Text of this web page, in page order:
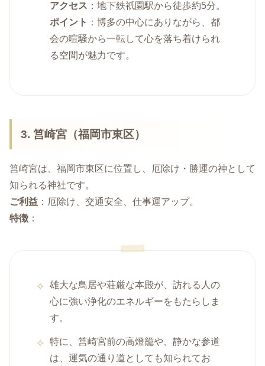
アクセス ：地下鉄祇園駅から徒歩約5分。
ポイント ：博多の中心にありながら、都
会の喧騒から一転して心を落ち着けられ
る空間が魅力です。
3. 筥崎宮（福岡市東区）
筥崎宮は、福岡市東区に位置し、厄除け・勝運の神として
知られる神社です。
ご利益 ：厄除け、交通安全、仕事運アップ。
特徴 ：
雄大な鳥居や荘厳な本殿が、訪れる人の
心に強い浄化のエネルギーをもたらしま
す。
特に、筥崎宮前の高燈籠や、静かな参道
は、運気の通り道としても知られてお